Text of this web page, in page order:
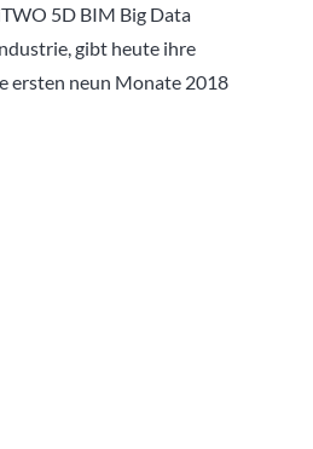
5D BIM Big Data
gibt heute ihre
ersten neun Monate 2018